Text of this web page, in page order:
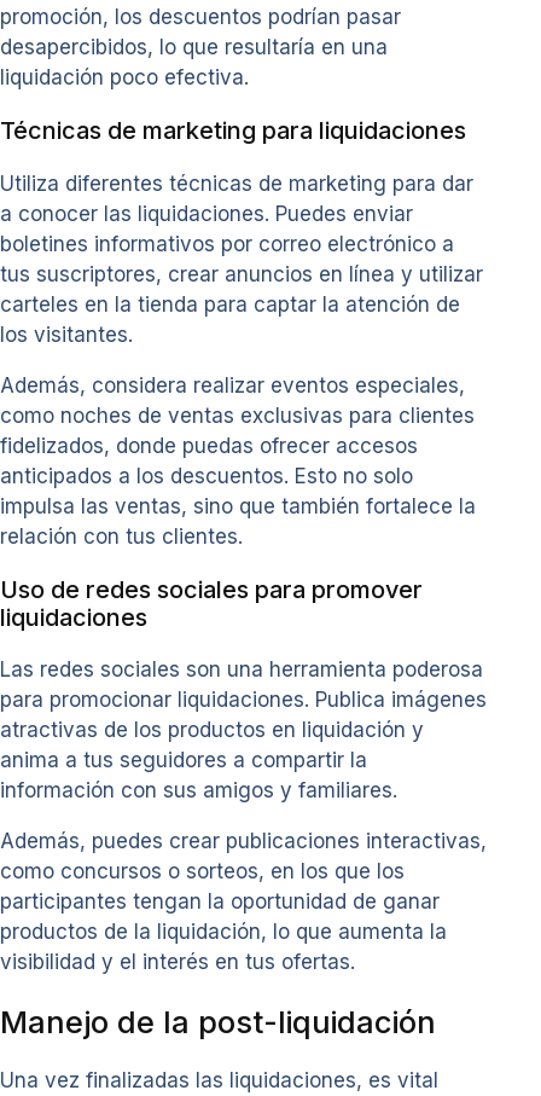
promoción, los descuentos podrían pasar
desapercibidos, lo que resultaría en una
liquidación poco efectiva.
Técnicas de marketing para liquidaciones
Utiliza diferentes técnicas de marketing para dar
a conocer las liquidaciones. Puedes enviar
boletines informativos por correo electrónico a
tus suscriptores, crear anuncios en línea y utilizar
carteles en la tienda para captar la atención de
los visitantes.
Además, considera realizar eventos especiales,
como noches de ventas exclusivas para clientes
fidelizados, donde puedas ofrecer accesos
anticipados a los descuentos. Esto no solo
impulsa las ventas, sino que también fortalece la
relación con tus clientes.
Uso de redes sociales para promover
liquidaciones
Las redes sociales son una herramienta poderosa
para promocionar liquidaciones. Publica imágenes
atractivas de los productos en liquidación y
anima a tus seguidores a compartir la
información con sus amigos y familiares.
Además, puedes crear publicaciones interactivas,
como concursos o sorteos, en los que los
participantes tengan la oportunidad de ganar
productos de la liquidación, lo que aumenta la
visibilidad y el interés en tus ofertas.
Manejo de la post-liquidación
Una vez finalizadas las liquidaciones, es vital